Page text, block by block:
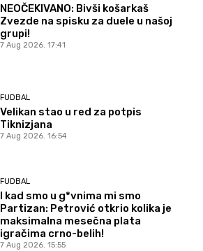
NEOČEKIVANO: Bivši košarkaš
Zvezde na spisku za duele u našoj
grupi!
7 Aug 2026. 17:41
FUDBAL
Velikan stao u red za potpis
Tiknizjana
7 Aug 2026. 16:54
FUDBAL
I kad smo u g*vnima mi smo
Partizan: Petrović otkrio kolika je
maksimalna mesečna plata
igračima crno-belih!
7 Aug 2026. 15:55